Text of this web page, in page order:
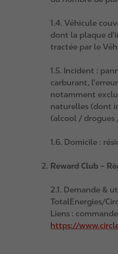
1.4. Véhicule
dont la plaque
tractée par le
1.5. Incident :
carburant,
notamment
naturelles (dont
(alcool /
1.6. Domicile :
Reward Club –
2.1. Demande &
TotalEnergies/
Liens :
https://